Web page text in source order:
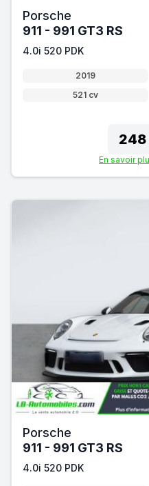
Porsche
911 - 991 GT3 RS
4.0i 520 PDK
2019
521 cv
248
En savoir
Porsche
911 - 991 GT3 RS
4.0i 520 PDK